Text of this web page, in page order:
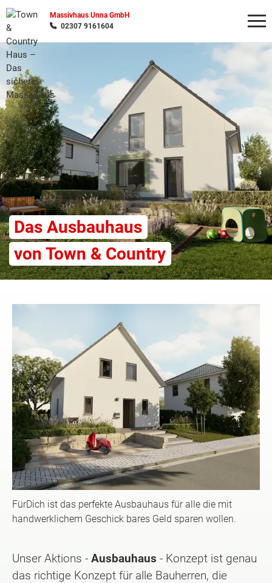
Massivhaus Unna GmbH
02307 9161604
Das Ausbauhaus
von Town & Country
FürDich ist das perfekte Ausbauhaus für alle die mit
handwerklichem Geschick bares Geld sparen wollen.
Unser Aktions - Ausbauhaus - Konzept ist genau
das richtige Konzept für alle Bauherren, die
Wonach möchten Sie suchen?